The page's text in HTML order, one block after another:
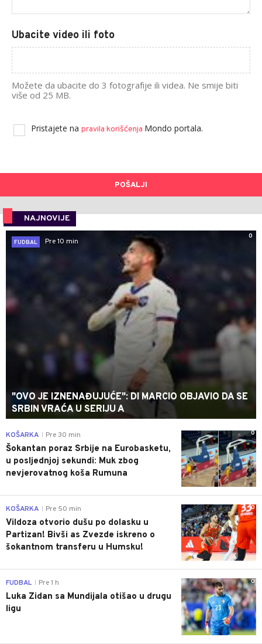
Ubacite video ili foto
Možete da ubacite do 3 fotografije ili videa. Ne smije biti
više od 25 MB.
Pristajete na pravila korišćenja Mondo portala.
POŠALJI
NAJNOVIJE
0
FUDBAL
Pre 10 min
"OVO JE IZNENAĐUJUĆE": DI MARCIO OBJAVIO DA SE
SRBIN VRAĆA U SERIJU A
0
KOŠARKA Pre 30 min
Šokantan poraz Srbije na Eurobasketu,
u posljednjoj sekundi: Muk zbog
nevjerovatnog koša Rumuna
0
KOŠARKA Pre 50 min
Vildoza otvorio dušu po dolasku u
Partizan! Bivši as Zvezde iskreno o
šokantnom transferu u Humsku!
0
FUDBAL Pre 1 h
Luka Zidan sa Mundijala otišao u drugu
ligu